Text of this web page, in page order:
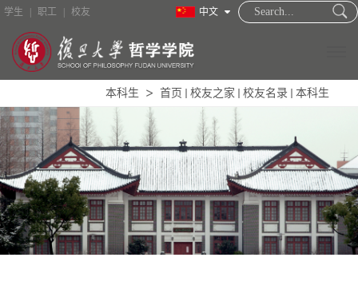
中文
学生 职工 校友
学院概况
新闻中心
教职员工
招生培养
学术研究
本科生 首页 校友之家 校友名录 本科生